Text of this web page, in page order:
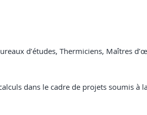
d’études, Thermiciens, Maîtres
dans le cadre de projets soumis à